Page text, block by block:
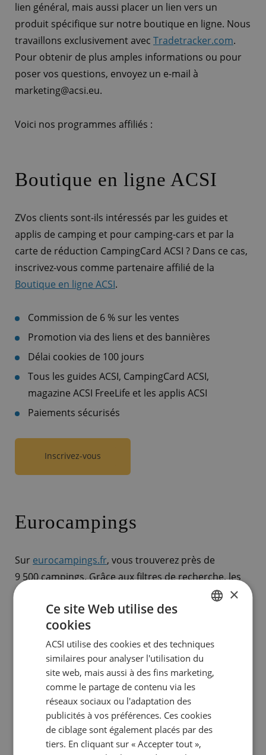
lien général, mais aussi placer un lien vers un
produit spécifique sur notre boutique en ligne. Nous
travaillons exclusivement avec Tradetracker.com.
Pour obtenir de plus amples informations ou pour
poser vos questions, envoyez un e-mail à
marketing@acsi.eu.
Voici nos programmes affiliés :
Boutique en ligne ACSI
ZVos clients sont-ils intéressés par les guides et
applis de camping et pour camping-cars et par la
carte de réduction CampingCard ACSI ? Dans ce cas,
inscrivez-vous comme partenaire affilié de la
Boutique en ligne ACSI.
Commission de 6 % sur les ventes
Promotion via des liens et des bannières
Délai cookies de 100 jours
Tous les guides ACSI, CampingCard ACSI,
magazine ACSI FreeLife et les applis ACSI
Paiements sécurisés
Inscrivez-vous
Eurocampings
Sur eurocampings.fr, vous trouverez près de
9 500 campings. Grâce aux filtres de recherche, les
visiteurs peuvent trouver un emplacement ou un
hébergement dans un camping qui leur correspond.
Il existe plusieurs possibilités ! Vous pouvez choisir
tous les campings, mais aussi chercher dans une
région spécifique ou selon un thème précis, par
exemple les campings à la mer.
Commission sur les ventes et les leads
Promotion via des bannières, un flux de produits
et liens
ENGLISH
DANISH
×
Ce site Web utilise des
cookies
ACSI utilise des cookies et des techniques
similaires pour analyser l'utilisation du
site web, mais aussi à des fins marketing,
comme le partage de contenu via les
réseaux sociaux ou l'adaptation des
publicités à vos préférences. Ces cookies
de ciblage sont également placés par des
tiers. En cliquant sur « Accepter tout »,